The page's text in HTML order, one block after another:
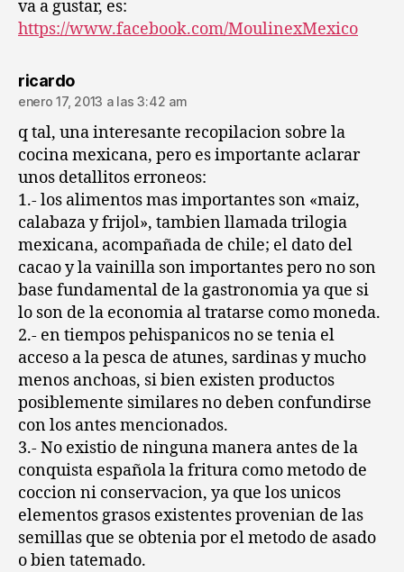
va a gustar, es:
https://www.facebook.com/MoulinexMexico
ricardodice:
enero 17, 2013 a las 3:42 am
q tal, una interesante recopilacion sobre la
cocina mexicana, pero es importante aclarar
unos detallitos erroneos:
1.- los alimentos mas importantes son «maiz,
calabaza y frijol», tambien llamada trilogia
mexicana, acompañada de chile; el dato del
cacao y la vainilla son importantes pero no son
base fundamental de la gastronomia ya que si
lo son de la economia al tratarse como moneda.
2.- en tiempos pehispanicos no se tenia el
acceso a la pesca de atunes, sardinas y mucho
menos anchoas, si bien existen productos
posiblemente similares no deben confundirse
con los antes mencionados.
3.- No existio de ninguna manera antes de la
conquista española la fritura como metodo de
coccion ni conservacion, ya que los unicos
elementos grasos existentes provenian de las
semillas que se obtenia por el metodo de asado
o bien tatemado.